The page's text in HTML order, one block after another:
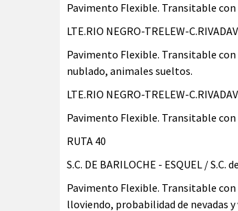
Pavimento Flexible. Transitable
LTE.RIO NEGRO-TRELEW-
Pavimento Flexible. Transitable
nublado, animales sueltos.
LTE.RIO NEGRO-TRELEW-
Pavimento Flexible. Transitable
RUTA 40
S.C. DE BARILOCHE - ESQUEL /
Pavimento Flexible. Transitable
lloviendo, probabilidad de nevadas